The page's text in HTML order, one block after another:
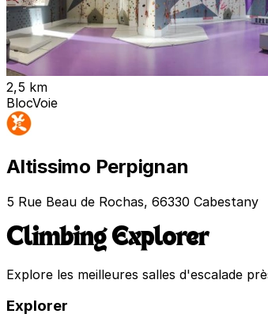
2,5 km
BlocVoie
Altissimo Perpignan
5 Rue Beau de Rochas, 66330 Cabestany
Climbing Explorer
Explore les meilleures salles d'escalade
Explorer